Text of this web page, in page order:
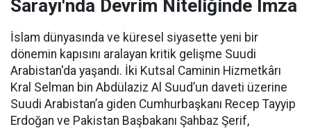
Sarayı'nda Devrim Niteliğinde İmza
İslam dünyasında ve küresel siyasette yeni bir
dönemin kapısını aralayan kritik gelişme Suudi
Arabistan'da yaşandı. İki Kutsal Caminin Hizmetkârı
Kral Selman bin Abdülaziz Al Suud’un daveti üzerine
Suudi Arabistan’a giden Cumhurbaşkanı Recep Tayyip
Erdoğan ve Pakistan Başbakanı Şahbaz Şerif,